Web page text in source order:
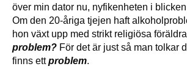
över min dator nu, nyfikenheten i
Om den 20-åriga tjejen haft
hon växt upp med strikt religiösa
problem? För det är just så man tolkar
finns ettproblem.